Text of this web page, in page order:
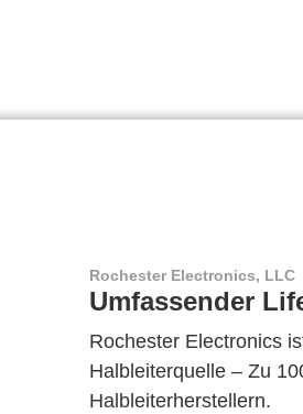
Rochester Electronics, LLC
Umfassender
Rochester Electronics
Halbleiterquelle – Zu
Halbleiterherstellern.